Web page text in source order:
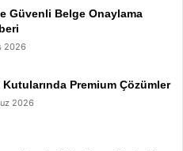
Güvenli Belge Onaylama
2026
Premium Çözümler
2026